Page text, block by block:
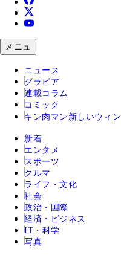
メニュ
ニュース
グラビア
連載コラム
コミック
キン肉マン 新しいウィ
新着
エンタメ
スポーツ
クルマ
ライフ・文化
社会
政治・国際
経済・ビジネス
IT・科学
写真